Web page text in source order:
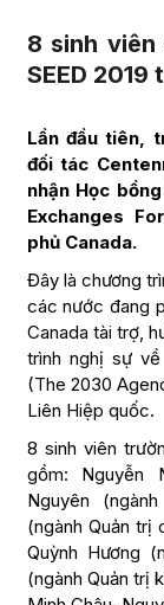
8 sinh viên
SEED
Lần đầu tiên,
đối tác
nhận Học
Exchanges
phủ Canada.
Đây là chương
các nước đang
Canada tài trợ,
trình nghị sự
(The 2030
Liên Hiệp quốc.
8 sinh viên
gồm: Nguyễn
Nguyên
(ngành Quản trị
Quỳnh Hương
(ngành Quản trị